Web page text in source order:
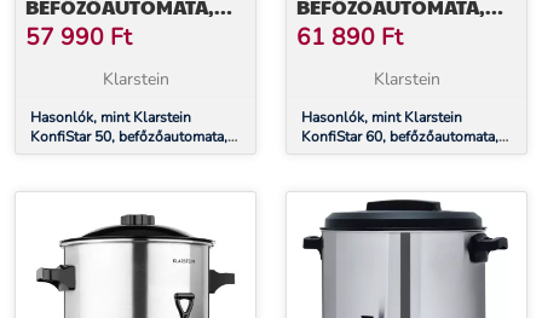
BEFŐZŐAUTOMATA,
ITALADAGOLÓ, 50 L,
100 °C, 120 PERC,
ROZSDAMENTES ACÉL
57 990 Ft
Klarstein
Hasonlók, mint Klarstein
KonfiStar 50, befőzőautomata,
italadagoló, 50 l, 100 °C, 120
BEFŐZŐAUTOMATA,
ITALADAGOLÓ, 60 L,
2500 W, 100 °C, 120
PERC, ROZSDAMENTES
61 890 Ft
Klarstein
Hasonlók, mint Klarstein
KonfiStar 60, befőzőautomata,
italadagoló, 60 l, 2500 W, 100